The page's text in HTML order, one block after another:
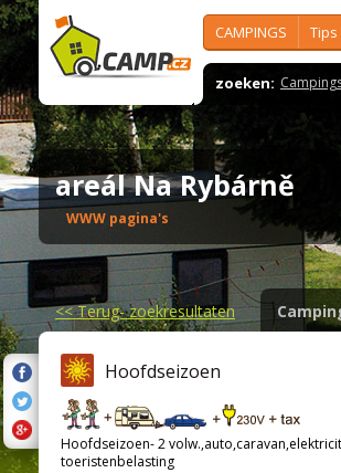
CAMPINGS Tips
zoeken:
areál Na Rybárně
WWW pagina's
<<Terug- zoekresultaten
Hoofdseizoen
Hoofdseizoen- 2
toeristenbelasting